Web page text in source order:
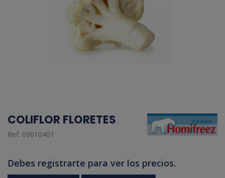
COLIFLOR FLORETES
Ref: 09010401
Debes registrarte para ver los precios.